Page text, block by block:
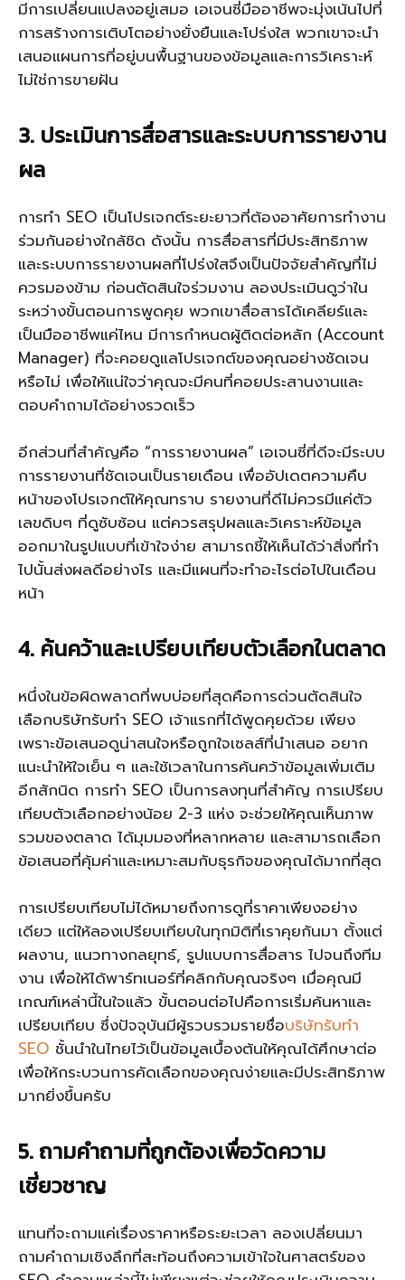
มีการเปลี่ยนแปลงอยู่เสมอ เอเจนซี่มืออาชีพจะมุ่งเน้นไปที่
การสร้างการเติบโตอย่างยั่งยืนและโปร่งใส พวกเขาจะนำ
เสนอแผนการที่อยู่บนพื้นฐานของข้อมูลและการวิเคราะห์
ไม่ใช่การขายฝัน
3. ประเมินการสื่อสารและระบบการรายงาน
ผล
การทำ SEO เป็นโปรเจกต์ระยะยาวที่ต้องอาศัยการทำงาน
ร่วมกันอย่างใกล้ชิด ดังนั้น การสื่อสารที่มีประสิทธิภาพ
และระบบการรายงานผลที่โปร่งใสจึงเป็นปัจจัยสำคัญที่ไม่
ควรมองข้าม ก่อนตัดสินใจร่วมงาน ลองประเมินดูว่าใน
ระหว่างขั้นตอนการพูดคุย พวกเขาสื่อสารได้เคลียร์และ
เป็นมืออาชีพแค่ไหน มีการกำหนดผู้ติดต่อหลัก (Account
Manager) ที่จะคอยดูแลโปรเจกต์ของคุณอย่างชัดเจน
หรือไม่ เพื่อให้แน่ใจว่าคุณจะมีคนที่คอยประสานงานและ
ตอบคำถามได้อย่างรวดเร็ว
อีกส่วนที่สำคัญคือ “การรายงานผล” เอเจนซี่ที่ดีจะมีระบบ
การรายงานที่ชัดเจนเป็นรายเดือน เพื่ออัปเดตความคืบ
หน้าของโปรเจกต์ให้คุณทราบ รายงานที่ดีไม่ควรมีแค่ตัว
เลขดิบๆ ที่ดูซับซ้อน แต่ควรสรุปผลและวิเคราะห์ข้อมูล
ออกมาในรูปแบบที่เข้าใจง่าย สามารถชี้ให้เห็นได้ว่าสิ่งที่ทำ
ไปนั้นส่งผลดีอย่างไร และมีแผนที่จะทำอะไรต่อไปในเดือน
หน้า
4. ค้นคว้าและเปรียบเทียบตัวเลือกในตลาด
หนึ่งในข้อผิดพลาดที่พบบ่อยที่สุดคือการด่วนตัดสินใจ
เลือกบริษัทรับทำ SEO เจ้าแรกที่ได้พูดคุยด้วย เพียง
เพราะข้อเสนอดูน่าสนใจหรือถูกใจเซลส์ที่นำเสนอ อยาก
แนะนำให้ใจเย็น ๆ และใช้เวลาในการค้นคว้าข้อมูลเพิ่มเติม
อีกสักนิด การทำ SEO เป็นการลงทุนที่สำคัญ การเปรียบ
เทียบตัวเลือกอย่างน้อย 2-3 แห่ง จะช่วยให้คุณเห็นภาพ
รวมของตลาด ได้มุมมองที่หลากหลาย และสามารถเลือก
ข้อเสนอที่คุ้มค่าและเหมาะสมกับธุรกิจของคุณได้มากที่สุด
การเปรียบเทียบไม่ได้หมายถึงการดูที่ราคาเพียงอย่าง
เดียว แต่ให้ลองเปรียบเทียบในทุกมิติที่เราคุยกันมา ตั้งแต่
ผลงาน, แนวทางกลยุทธ์, รูปแบบการสื่อสาร ไปจนถึงทีม
งาน เพื่อให้ได้พาร์ทเนอร์ที่คลิกกับคุณจริงๆ เมื่อคุณมี
เกณฑ์เหล่านี้ในใจแล้ว ขั้นตอนต่อไปคือการเริ่มค้นหาและ
เปรียบเทียบ ซึ่งปัจจุบันมีผู้รวบรวมรายชื่อบริษัทรับทำ
SEO ชั้นนำในไทยไว้เป็นข้อมูลเบื้องต้นให้คุณได้ศึกษาต่อ
เพื่อให้กระบวนการคัดเลือกของคุณง่ายและมีประสิทธิภาพ
มากยิ่งขึ้นครับ
5. ถามคำถามที่ถูกต้องเพื่อวัดความ
เชี่ยวชาญ
แทนที่จะถามแค่เรื่องราคาหรือระยะเวลา ลองเปลี่ยนมา
ถามคำถามเชิงลึกที่สะท้อนถึงความเข้าใจในศาสตร์ของ